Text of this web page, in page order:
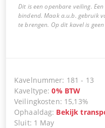
Dit is een openbare veiling.
bindend. Maak a.u.b. gebruik
te brengen. Op dit kavel is
Kavelnummer: 181 - 13
Kaveltype:0% BTW
Veilingkosten: 15,13%
Ophaaldag: Bekijk
Sluit: 1 May